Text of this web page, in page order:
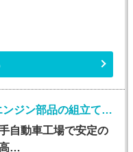
製造スタッフ（組立・加工）(エンジン部品の組立て・ピッキング/土日休みで月収29万円可)
自動車工場で安定の
高…